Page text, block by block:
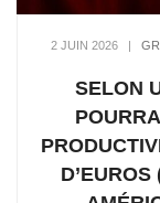
2 JUIN 2026|
SELON